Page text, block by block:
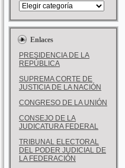
Enlaces
PRESIDENCIA DE LA
REPÚBLICA
SUPREMA CORTE DE
JUSTICIA DE LA NACIÓN
CONGRESO DE LA UNIÓN
CONSEJO DE LA
JUDICATURA FEDERAL
TRIBUNAL ELECTORAL
DEL PODER JUDICIAL DE
LA FEDERACIÓN